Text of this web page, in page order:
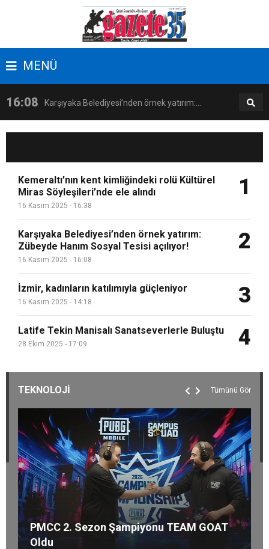
MENÜ
Latife Tekin Manisalı Sanatseverlerle Buluştu
16:38 Kemeraltı’nın kent kimliğindeki rolü Kültürel
Miras Söyleşileri’nde ele alındı
16:08 Karşıyaka Belediyesi’nden örnek yatırım:
17:09 Latife Tekin Manisalı Sanatseverlerle Buluştu
16:38 Kemeraltı’nın kent kimliğindeki rolü Kültürel
Miras Söyleşileri’nde ele alındı
Kemeraltı’nın kent kimliğindeki rolü Kültürel
Miras Söyleşileri’nde ele alındı
16 Kasım 2025 - 16:38
1
Karşıyaka Belediyesi’nden örnek yatırım:
Zübeyde Hanım Sosyal Tesisi açılıyor!
16 Kasım 2025 - 16:08
2
İzmir, kadınların katılımıyla güçleniyor
16 Kasım 2025 - 14:18 3
Latife Tekin Manisalı Sanatseverlerle Buluştu
28 Ekim 2025 - 17:09 4
TEKNOLOJİ Tümünü Gör
Dünyanın en ince ve en güçlü katlanabilir
amiral gemisi HONOR Magic V6
Türkiye’de
PMCC 2. Sezon Şampiyonu TEAM GOAT
Oldu
Bosch Home Comfort Group’tan İleri
Teknoloji Hava Temizleme Cihazları
Semruk Games’in Harvest King’i Global
Pazarda Oyuncularla Buluştu!